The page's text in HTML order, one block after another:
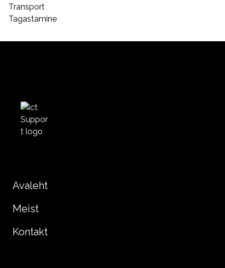
Transport
Tagastamine
Avaleht
Meist
Kontakt